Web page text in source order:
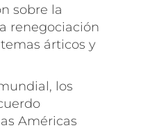
sobre la
renegociación
árticos y
los
Américas